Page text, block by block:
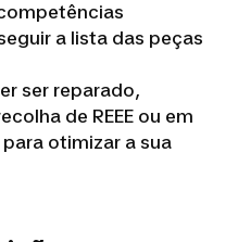
a lista das peças
ser reparado,
de REEE ou em
para otimizar a sua